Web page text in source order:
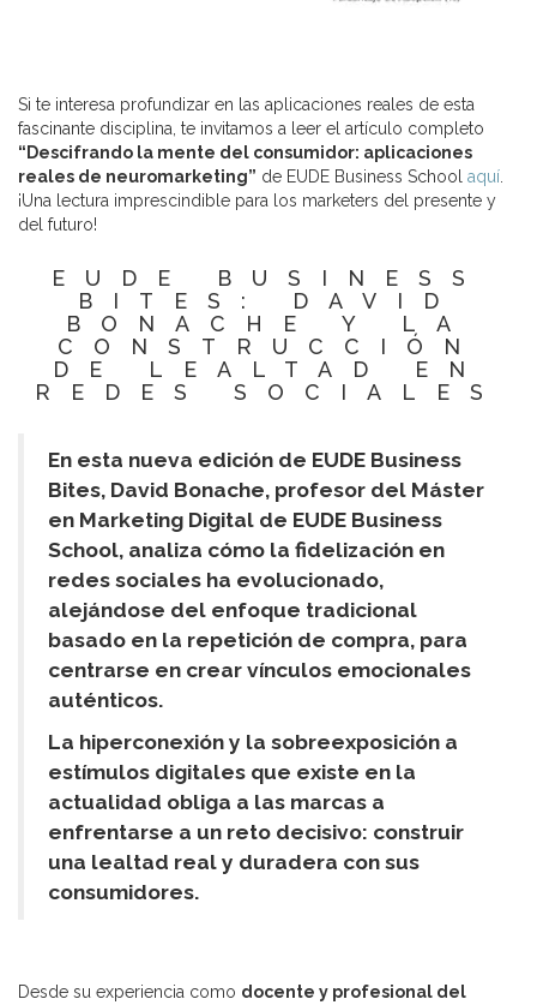
Si te interesa profundizar en las aplicaciones reales de esta
fascinante disciplina, te invitamos a leer el artículo completo
“Descifrando la mente del consumidor: aplicaciones
reales de neuromarketing” de EUDE Business School aquí
¡Una lectura imprescindible para los marketers del presente y
del futuro!
EUDE BUSINESS
BITES: DAVID
BONACHE Y LA
CONSTRUCCIÓN
DE LEALTAD EN
REDES SOCIALES
En esta nueva edición de EUDE Business
Bites, David Bonache, profesor del Máster
en Marketing Digital de EUDE Business
School, analiza cómo la fidelización en
redes sociales ha evolucionado,
alejándose del enfoque tradicional
basado en la repetición de compra, para
centrarse en crear vínculos emocionales
auténticos.
La hiperconexión y la sobreexposición a
estímulos digitales que existe en la
actualidad obliga a las marcas a
enfrentarse a un reto decisivo: construir
una lealtad real y duradera con sus
consumidores.
Desde su experiencia como docente y profesional del